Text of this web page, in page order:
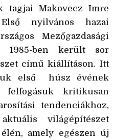
tagjai Makovecz Imre
nyilvános hazai
Mezőgazdasági
1985-ben került sor
című kiállításon. Itt
első húsz évének
felfogásuk kritikusan
tendenciákhoz,
világépítészet
amely egészen új